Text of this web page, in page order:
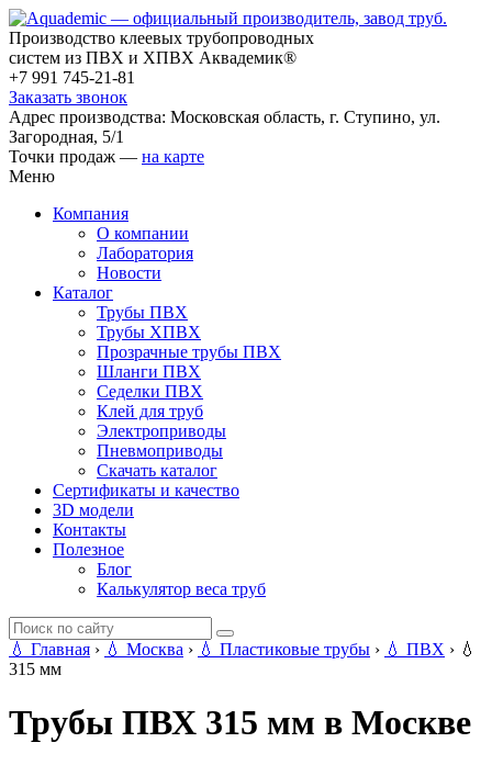
Производство клеевых трубопроводных
систем из ПВХ и ХПВХ Аквадемик®
+7 991 745-21-81
Заказать звонок
Адрес производства: Московская область, г. Ступино, ул.
Загородная, 5/1
Точки продаж — на карте
Меню
Компания
О компании
Лаборатория
Новости
Каталог
Трубы ПВХ
Трубы ХПВХ
Прозрачные трубы ПВХ
Шланги ПВХ
Седелки ПВХ
Клей для труб
Электроприводы
Пневмоприводы
Скачать каталог
Сертификаты и качество
3D модели
Контакты
Полезное
Блог
Калькулятор веса труб
💧 Главная › 💧 Москва › 💧 Пластиковые трубы › 💧 ПВХ › 💧
315 мм
Трубы ПВХ 315 мм в Москве